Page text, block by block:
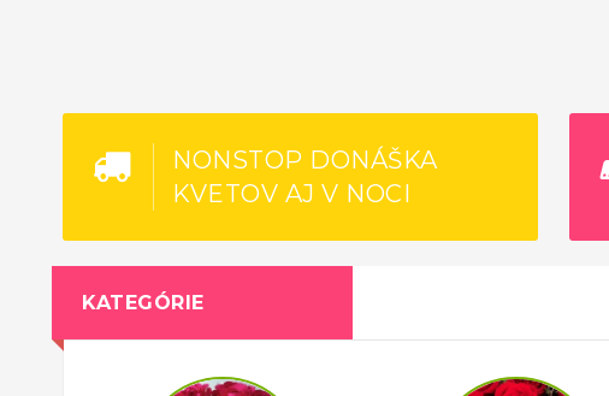
NONSTOP DONÁŠKA
KVETOV AJ V NOCI
KATEGÓRIE